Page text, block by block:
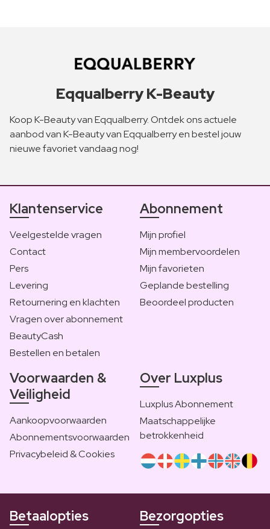
Eqqualberry K-Beauty
Koop K-Beauty van Eqqualberry. Ontdek ons actuele
aanbod van K-Beauty van Eqqualberry en bestel jouw
nieuwe favoriet vandaag nog!
Klantenservice
Veelgestelde vragen
Contact
Pers
Levering
Retournering en klachten
Vragen over abonnement
BeautyCash
Bestellen en betalen
Abonnement
Mijn profiel
Mijn membervoordelen
Mijn favorieten
Geplande bestelling
Beoordeel producten
Voorwaarden &
Veiligheid
Aankoopvoorwaarden
Abonnementsvoorwaarden
Privacybeleid & Cookies
Over Luxplus
Luxplus Abonnement
Maatschappelijke
betrokkenheid
Betaalopties Bezorgopties